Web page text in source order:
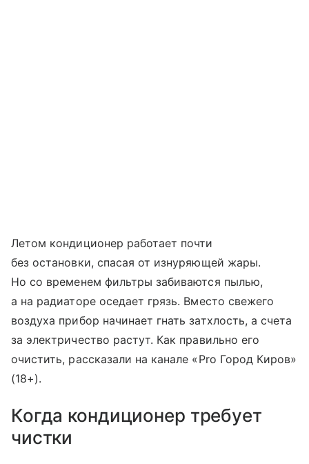
Летом кондиционер работает почти
без остановки, спасая от изнуряющей жары.
Но со временем фильтры забиваются пылью,
а на радиаторе оседает грязь. Вместо свежего
воздуха прибор начинает гнать затхлость, а счета
за электричество растут. Как правильно его
очистить, рассказали на канале «Pro Город Киров»
(18+).
Когда кондиционер требует
чистки